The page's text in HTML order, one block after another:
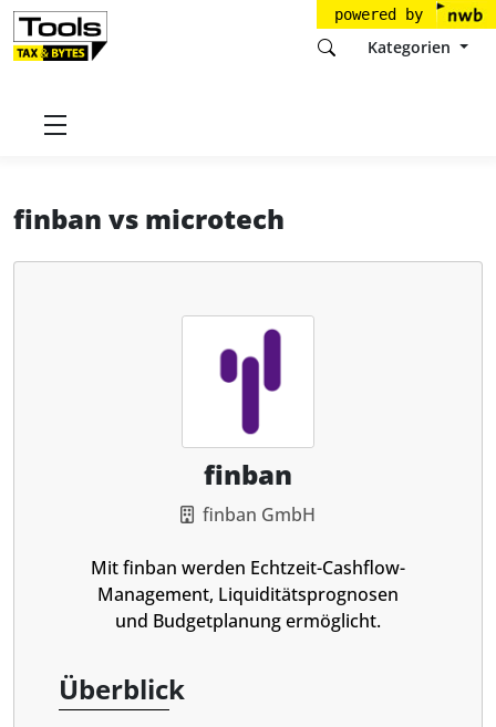
powered by
Kategorien
Startseite
finban vs microtech
finban
finban GmbH
Mit finban werden Echtzeit-Cashflow-
Management, Liquiditätsprognosen
und Budgetplanung ermöglicht.
Überblick